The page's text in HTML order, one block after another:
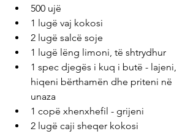
500 ujë
1 lugë vaj kokosi
2 lugë salcë soje
1 lugë lëng limoni, të shtrydhur
1 spec djegës i kuq i butë - lajeni,
hiqeni bërthamën dhe priteni në
unaza
1 copë xhenxhefil - grijeni
2 lugë caji sheqer kokosi